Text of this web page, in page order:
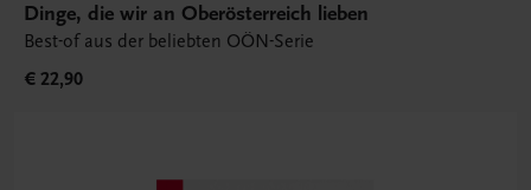
Dinge, die wir an Oberösterreich lieben
Best-of aus der beliebten OÖN-Serie
€ 22,90